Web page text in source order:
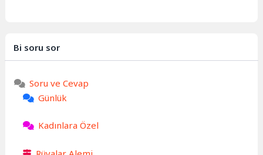
Bi soru sor
Soru ve Cevap
Günlük
Kadınlara Özel